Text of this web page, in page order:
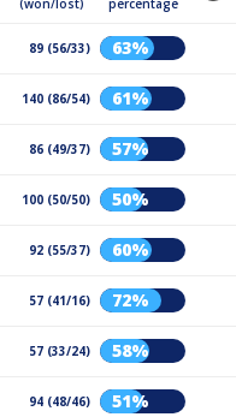
(won/lost)
percentage
89 (56/33) 63%
140 (86/54) 61%
86 (49/37) 57%
100 (50/50) 50%
92 (55/37) 60%
57 (41/16) 72%
57 (33/24) 58%
94 (48/46) 51%